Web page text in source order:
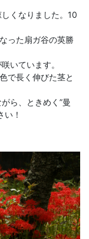
くなりました。10
った扇ガ谷の英勝
いています。
で長く伸びた茎と
ら、ときめく”曼
！